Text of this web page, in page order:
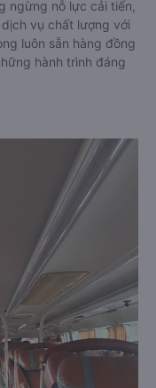
ngừng nỗ lực cải tiến,
vụ chất lượng với
luôn sẵn hàng đồng
hành trình đáng